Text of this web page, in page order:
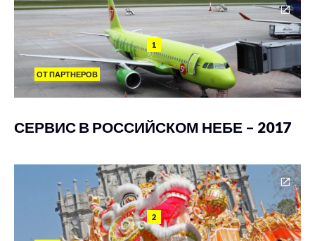
1
ОТ ПАРТНЕРОВ
СЕРВИС В РОССИЙСКОМ НЕБЕ – 2017
2